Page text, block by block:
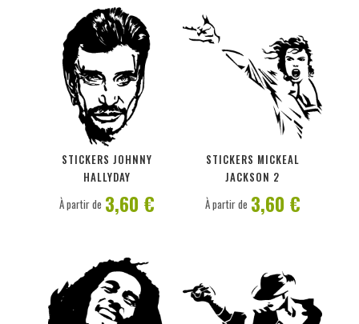
STICKERS JOHNNY
HALLYDAY
PERSONNALISER
À partir de 3,60 €
STICKERS MICKEAL
JACKSON 2
À partir de 3,60 €